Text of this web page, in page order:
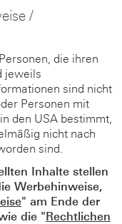
/
die ihren
jeweils
sind nicht
Personen mit
den USA bestimmt,
nicht nach
sind.
Inhalte stellen
Werbehinweise,
" am Ende der
die "Rechtlichen